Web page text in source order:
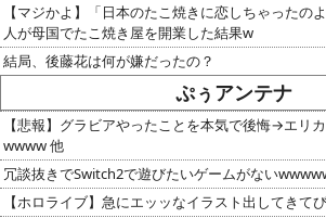
【マジかよ】「日本のたこ焼きに恋しちゃったの
人が母国でたこ焼き屋を開業した結果w
結局、後藤花は何が嫌だったの？
ぷぅアンテナ
【悲報】グラビアやったことを本気で後悔→エリ
wwww 他
冗談抜きでSwitch2で遊びたいゲームがない
【ホロライブ】急にエッッなイラスト出してきて